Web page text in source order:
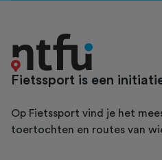
Fietssport is een
Op Fietssport vind je het
toertochten en routes van